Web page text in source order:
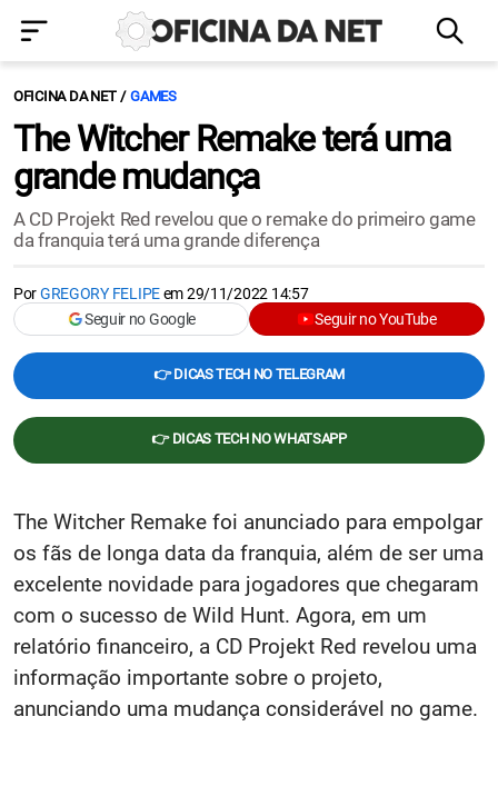
OFICINA DA NET GAMES
The Witcher Remake terá uma
grande mudança
A CD Projekt Red revelou que o remake do primeiro game
da franquia terá uma grande diferença
PorGREGORY FELIPEem29/11/2022 14:57
Seguir no Google
Seguir no YouTube
👉 DICAS TECH NO TELEGRAM
👉 DICAS TECH NO WHATSAPP
The Witcher Remake foi anunciado para empolgar
os fãs de longa data da franquia, além de ser uma
excelente novidade para jogadores que chegaram
com o sucesso de Wild Hunt. Agora, em um
relatório financeiro, a CD Projekt Red revelou uma
informação importante sobre o projeto,
anunciando uma mudança considerável no game.